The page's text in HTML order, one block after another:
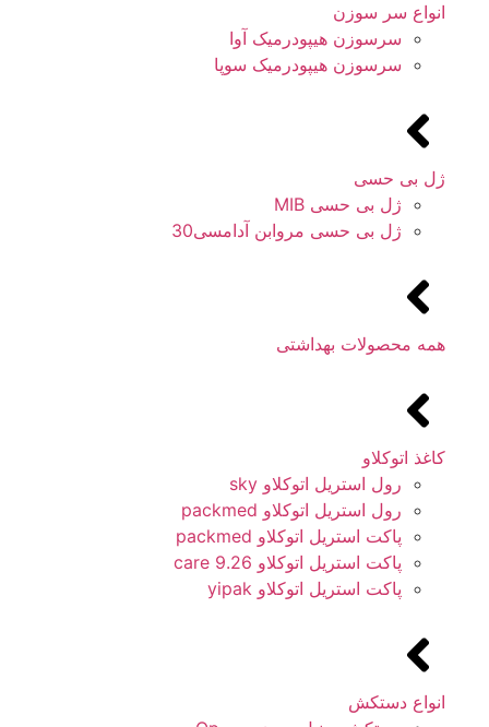
انواع سر سوزن
سرسوزن هیپودرمیک آوا
سرسوزن هیپودرمیک سوپا
ژل بی حسی
ژل بی حسی MIB
ژل بی حسی مروابن آدامسی30
همه محصولات بهداشتی
کاغذ اتوکلاو
رول استریل اتوکلاو sky
رول استریل اتوکلاو packmed
پاکت استریل اتوکلاو packmed
پاکت استریل اتوکلاو 9.26 care
پاکت استریل اتوکلاو yipak
انواع دستکش